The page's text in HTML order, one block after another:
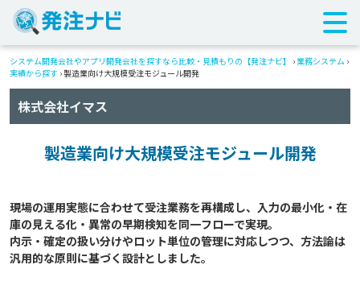
システム開発会社やアプリ開発会社を探すなら比較・見積もりの【発注ナビ】 › 業務システム ›
実績から探す ›製造業向け大規模受注モジュール開発
株式会社イマス
製造業向け大規模受注モジュール開発
現場の運用実態に合わせて受注業務を再構成し、入力の最小化・在
庫の見える化・異常の早期検知を同一フローで実現。
内示・確定の扱い分けやロット単位の管理に対応しつつ、方法論は